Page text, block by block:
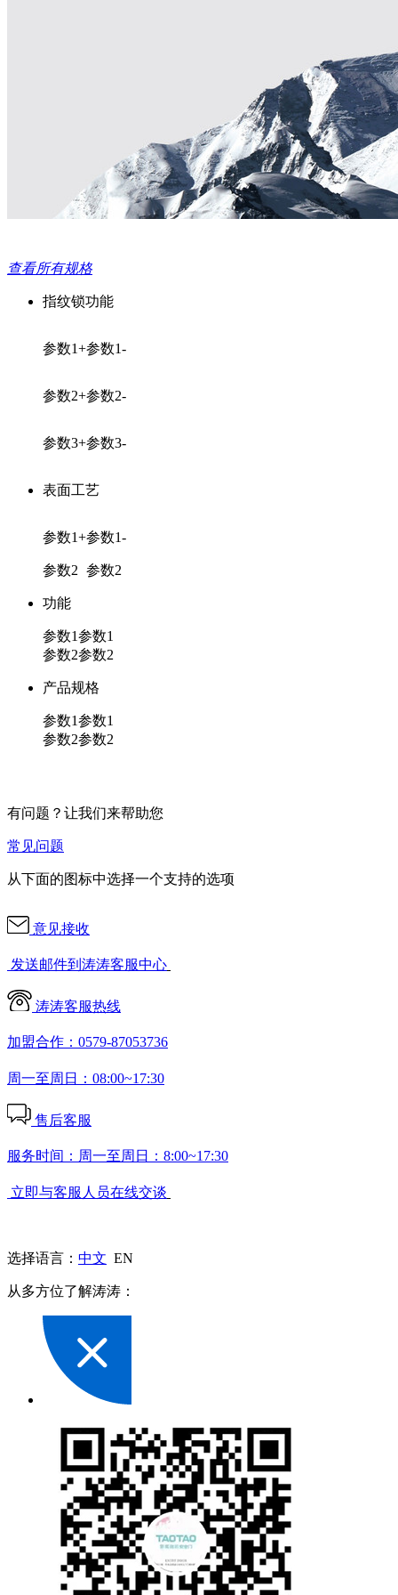
查看所有规格
指纹锁功能
参数1+参数1-
参数2+参数2-
参数3+参数3-
表面工艺
参数1+参数1-
参数2 参数2
功能
参数1参数1
参数2参数2
产品规格
参数1参数1
参数2参数2
有问题？让我们来帮助您
常见问题
从下面的图标中选择一个支持的选项
意见接收
发送邮件到涛涛客服中心
涛涛客服热线
加盟合作：0579-87053736
周一至周日：08:00~17:30
售后客服
服务时间：周一至周日：8:00~17:30
立即与客服人员在线交谈
选择语言： 中文 EN
从多方位了解涛涛：